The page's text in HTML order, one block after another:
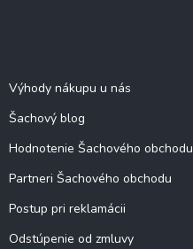
Výhody nákupu u nás
Šachový blog
Hodnotenie Šachového obchodu
Partneri Šachového obchodu
Postup pri reklamácii
Odstúpenie od zmluvy